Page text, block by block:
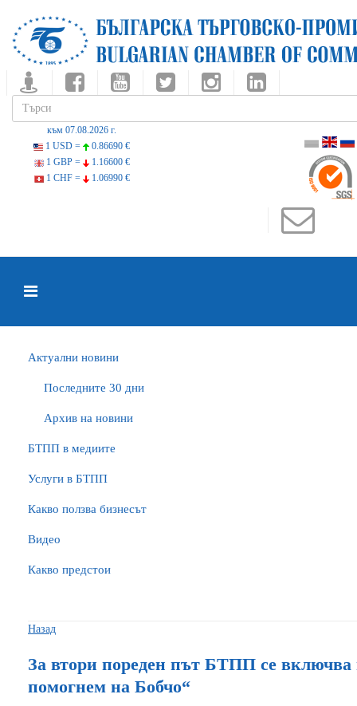
към 07.08.2026 г.
1 USD =
0.86690 €
1 GBP =
1.16600 €
1 CHF =
1.06990 €
Актуални новини
Последните 30 дни
Архив на новини
БTПП в медиите
Услуги в БТПП
Какво ползва бизнесът
Видео
Какво предстои
Назад
За втори пореден път БТПП се
помогнем на Бобчо“